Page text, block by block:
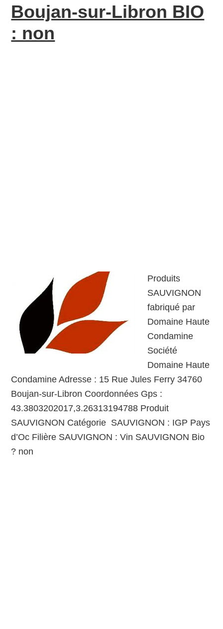
Boujan-sur-Libron BIO
: non
Produits
SAUVIGNON
fabriqué par
Domaine Haute
Condamine
Société
Domaine Haute
Condamine Adresse : 15 Rue Jules Ferry 34760
Boujan-sur-Libron Coordonnées Gps :
43.3803202017,3.26313194788 Produit
SAUVIGNON Catégorie SAUVIGNON : IGP Pays
d’Oc Filière SAUVIGNON : Vin SAUVIGNON Bio
? non